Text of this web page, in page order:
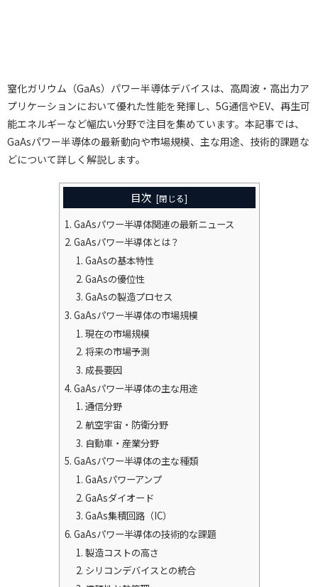
窒化ガリウム（GaAs）パワー半導体デバイスは、高周波・高出力ア
プリケーションにおいて優れた性能を発揮し、5G通信やEV、再生可
能エネルギーなど幅広い分野で注目を集めています。本記事では、
GaAsパワー半導体の最新動向や市場規模、主な用途、技術的課題な
どについて詳しく解説します。
目次
GaAsパワー半導体関連の最新ニュース
GaAsパワー半導体とは？
GaAsの基本特性
GaAsの優位性
GaAsの製造プロセス
GaAsパワー半導体の市場規模
現在の市場規模
将来の市場予測
成長要因
GaAsパワー半導体の主な用途
通信分野
航空宇宙・防衛分野
自動車・産業分野
GaAsパワー半導体の主な種類
GaAsパワーアンプ
GaAsダイオード
GaAs集積回路（IC）
GaAsパワー半導体の技術的な課題
製造コストの高さ
シリコンデバイスとの統合